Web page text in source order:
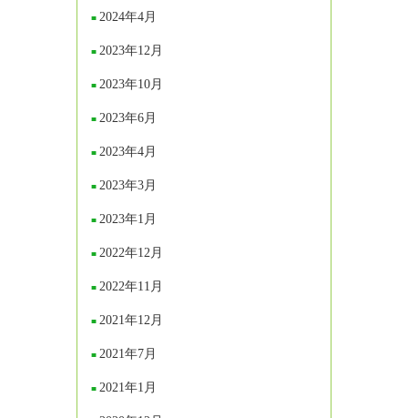
2024年4月
2023年12月
2023年10月
2023年6月
2023年4月
2023年3月
2023年1月
2022年12月
2022年11月
2021年12月
2021年7月
2021年1月